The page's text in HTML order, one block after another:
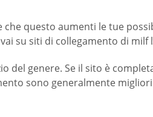
questo aumenti le tue
su siti di collegamento di milf
del genere. Se il sito è
sono generalmente